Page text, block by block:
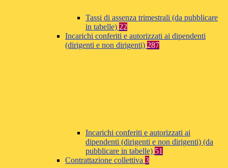
Tassi di assenza trimestrali (da pubblicare
in tabelle) 22
Incarichi conferiti e autorizzati ai dipendenti
(dirigenti e non dirigenti) 287
Incarichi conferiti e autorizzati ai
dipendenti (dirigenti e non dirigenti) (da
pubblicare in tabelle) 51
Contrattazione collettiva 3